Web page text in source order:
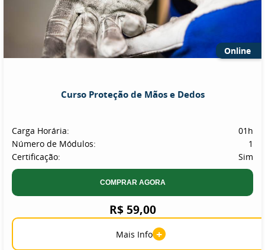
Online
Curso Proteção de Mãos e Dedos
Carga Horária:
01h
Número de Módulos:
1
Certificação:
Sim
COMPRAR AGORA
R$ 59,00
Mais Info +